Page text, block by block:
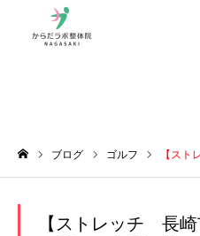
ブログ ゴルフ 【ストレッチ 長崎
【ストレッチ 長